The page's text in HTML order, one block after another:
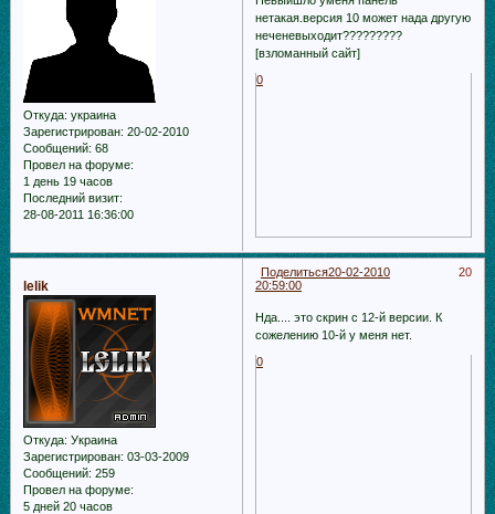
Откуда: украина
Зарегистрирован: 20-02-2010
Сообщений: 68
Провел на форуме:
1 день 19 часов
Последний визит:
28-08-2011 16:36:00
нетакая.версия 10 может нада другую
неченевыходит?????????
[взломанный сайт]
0
Поделиться 20
20-02-2010
20:59:00
lelik
Откуда: Украина
Зарегистрирован: 03-03-2009
Сообщений: 259
Провел на форуме:
5 дней 20 часов
Нда.... это скрин с 12-й версии. К
сожелению 10-й у меня нет.
0